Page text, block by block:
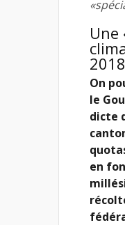
Une
On
le
dicte
en